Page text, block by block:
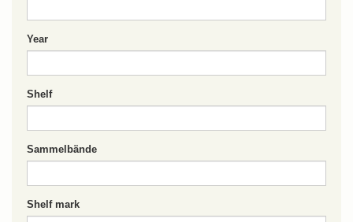
Year
Shelf
Sammelbände
Shelf mark